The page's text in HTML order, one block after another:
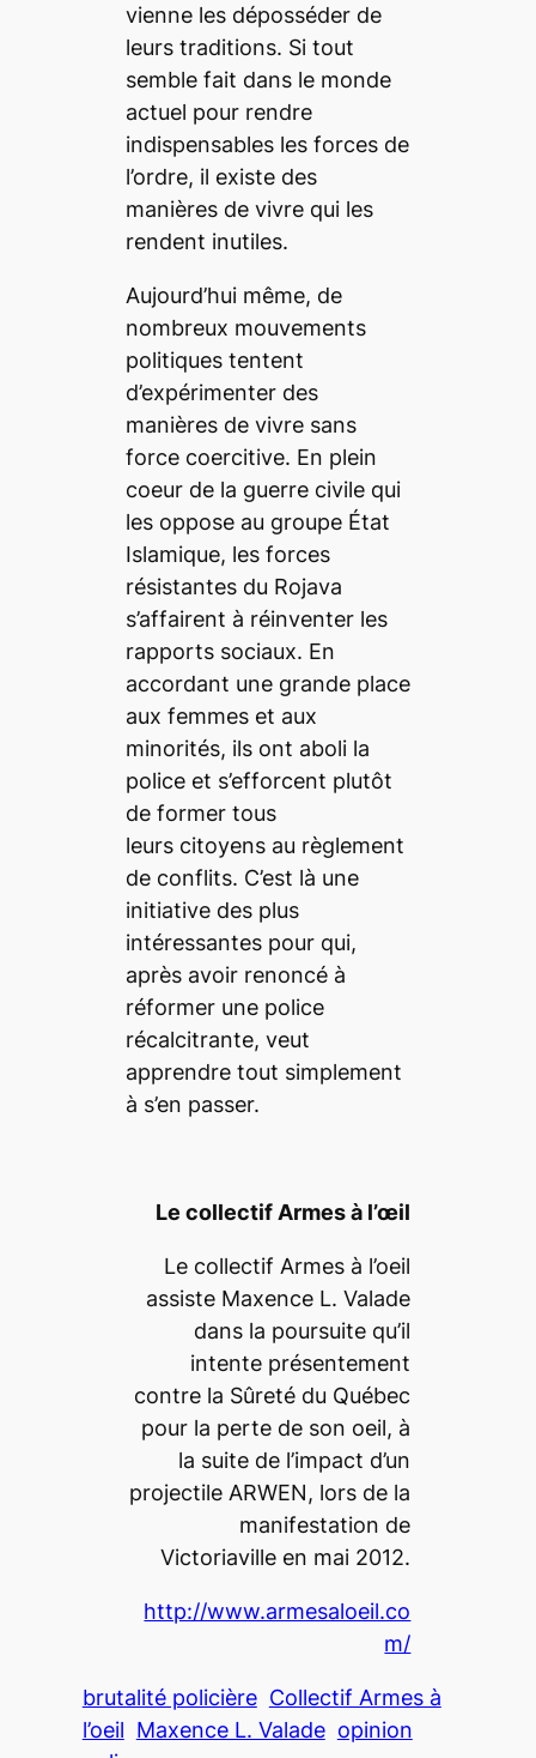
vienne les déposséder de
leurs traditions. Si tout
semble fait dans le monde
actuel pour rendre
indispensables les forces de
l’ordre, il existe des
manières de vivre qui les
rendent inutiles.
Aujourd’hui même, de
nombreux mouvements
politiques tentent
d’expérimenter des
manières de vivre sans
force coercitive. En plein
coeur de la guerre civile qui
les oppose au groupe État
Islamique, les forces
résistantes du Rojava
s’affairent à réinventer les
rapports sociaux. En
accordant une grande place
aux femmes et aux
minorités, ils ont aboli la
police et s’efforcent plutôt
de former tous
leurs citoyens au règlement
de conflits. C’est là une
initiative des plus
intéressantes pour qui,
après avoir renoncé à
réformer une police
récalcitrante, veut
apprendre tout simplement
à s’en passer.
Le collectif Armes à l’œil
Le collectif Armes à l’oeil
assiste Maxence L. Valade
dans la poursuite qu’il
intente présentement
contre la Sûreté du Québec
pour la perte de son oeil, à
la suite de l’impact d’un
projectile ARWEN, lors de la
manifestation de
Victoriaville en mai 2012.
http://www.armesaloeil.co
m/
brutalité policière Collectif Armes à
l’oeil Maxence L. Valade opinion